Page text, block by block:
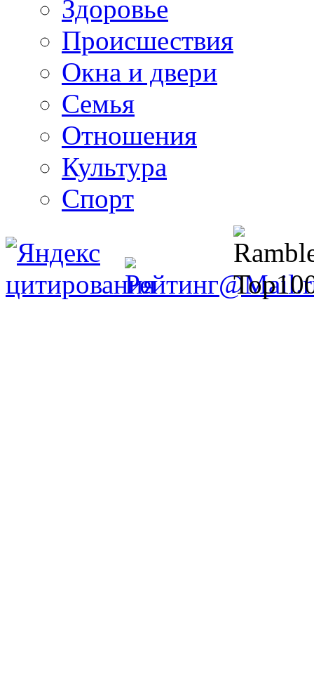
Здоровье
Происшествия
Окна и двери
Семья
Отношения
Культура
Спорт